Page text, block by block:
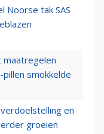
Noorse tak SAS
maatregelen
smokkelde
en
groeien